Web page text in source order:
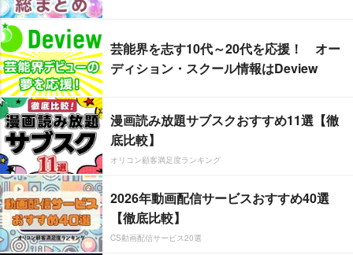
芸能界を志す10代～20代を応援！ オー
ディション・スクール情報はDeview
漫画読み放題サブスクおすすめ11選【徹
底比較】
オリコン顧客満足度ランキング
2026年動画配信サービスおすすめ40選
【徹底比較】
CS動画配信サービス20選